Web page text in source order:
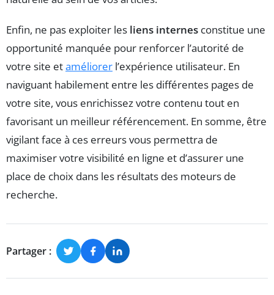
Enfin, ne pas exploiter les liens internes constitue une
opportunité manquée pour renforcer l’autorité de
votre site etaméliorer l’expérience utilisateur. En
naviguant habilement entre les différentes pages de
votre site, vous enrichissez votre contenu tout en
favorisant un meilleur référencement. En somme, être
vigilant face à ces erreurs vous permettra de
maximiser votre visibilité en ligne et d’assurer une
place de choix dans les résultats des moteurs de
recherche.
Partager :